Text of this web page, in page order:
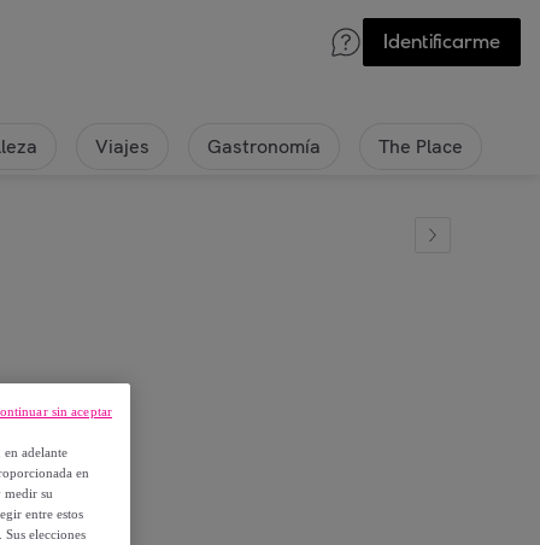
Identificarme
Viajes Gastronomía The Place
adelante
en
medir su
entre estos
elecciones
sin aceptar